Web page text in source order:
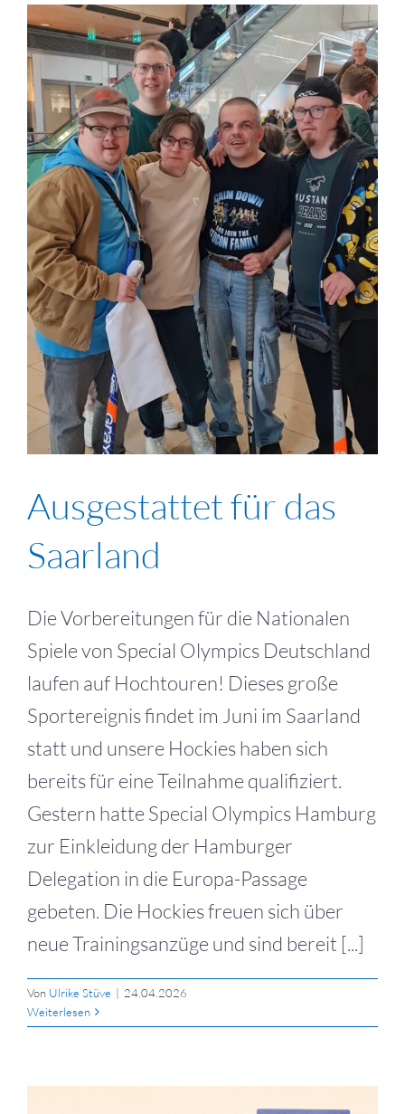
Ausgestattet für das
Saarland
Die Vorbereitungen für die Nationalen
Spiele von Special Olympics Deutschland
laufen auf Hochtouren! Dieses große
Sportereignis findet im Juni im Saarland
statt und unsere Hockies haben sich
bereits für eine Teilnahme qualifiziert.
Gestern hatte Special Olympics Hamburg
zur Einkleidung der Hamburger
Delegation in die Europa-Passage
gebeten. Die Hockies freuen sich über
neue Trainingsanzüge und sind bereit [...]
Von Ulrike Stüve | 24.04.2026
Weiterlesen